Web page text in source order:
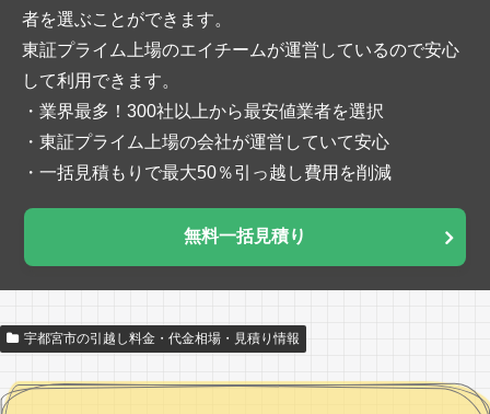
者を選ぶことができます。
東証プライム上場のエイチームが運営しているので安心
して利用できます。
・業界最多！300社以上から最安値業者を選択
・東証プライム上場の会社が運営していて安心
・一括見積もりで最大50％引っ越し費用を削減
無料一括見積り
宇都宮市の引越し料金・代金相場・見積り情報